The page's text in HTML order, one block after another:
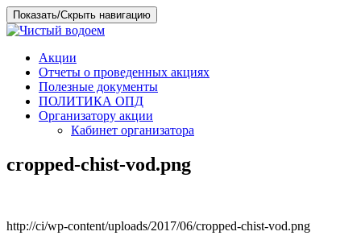
Показать/Скрыть навигацию
Перейти
содержимому
Акции
Отчеты о проведенных акциях
Полезные документы
ПОЛИТИКА ОПД
Организатору акции
Кабинет организатора
cropped-chist-vod.png
http://ci/wp-content/uploads/2017/06/cropped-chist-vod.png